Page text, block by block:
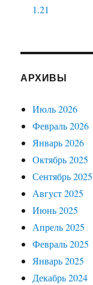
1.21
АРХИВЫ
Июль 2026
Февраль 2026
Январь 2026
Октябрь 2025
Сентябрь 2025
Август 2025
Июнь 2025
Апрель 2025
Февраль 2025
Январь 2025
Декабрь 2024